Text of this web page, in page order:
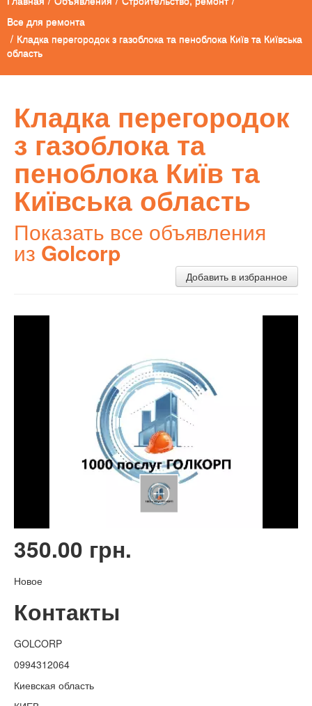
Все для ремонта
/ Кладка перегородок з газоблока та пеноблока Київ та Київська
область
Кладка перегородок
з газоблока та
пеноблока Київ та
Київська область
Показать все объявления
из Golcorp
Добавить в избранное
350.00 грн.
Новое
Контакты
GOLCORP
0994312064
Киевская область